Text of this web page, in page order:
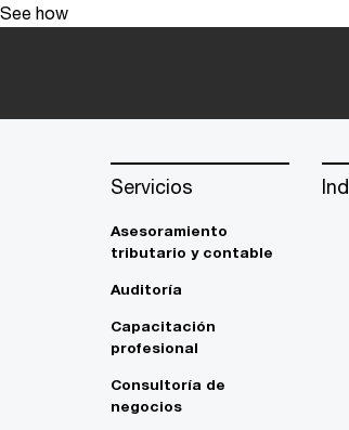
See how
Servicios
Asesoramiento
tributario y contable
Auditoría
Capacitación
profesional
Consultoría de
negocios